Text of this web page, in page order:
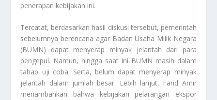
penerapan kebijakan ini.
Tercatat, berdasarkan hasil diskusi tersebut, pemerintah
sebelumnya berencana agar Badan Usaha Milik Negara
(BUMN) dapat menyerap minyak jelantah dari para
pengepul. Namun, hingga saat ini BUMN masih dalam
tahap uji coba. Serta, belum dapat menyerap minyak
jelantah dalam jumlah besar. Lebih lanjut, Farid Amir
menambahkan bahwa kebijakan pelarangan ekspor